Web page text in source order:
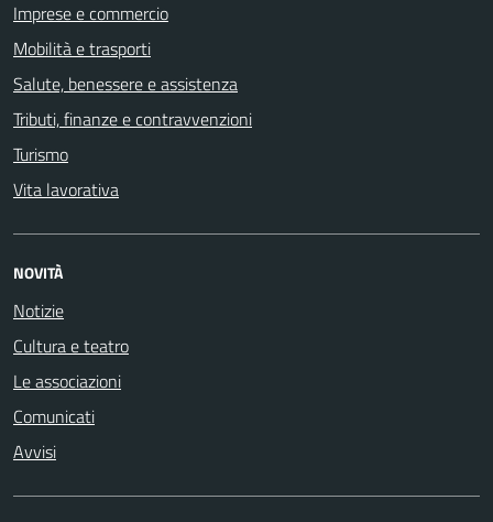
Imprese e commercio
Mobilità e trasporti
Salute, benessere e assistenza
Tributi, finanze e contravvenzioni
Turismo
Vita lavorativa
NOVITÀ
Notizie
Cultura e teatro
Le associazioni
Comunicati
Avvisi